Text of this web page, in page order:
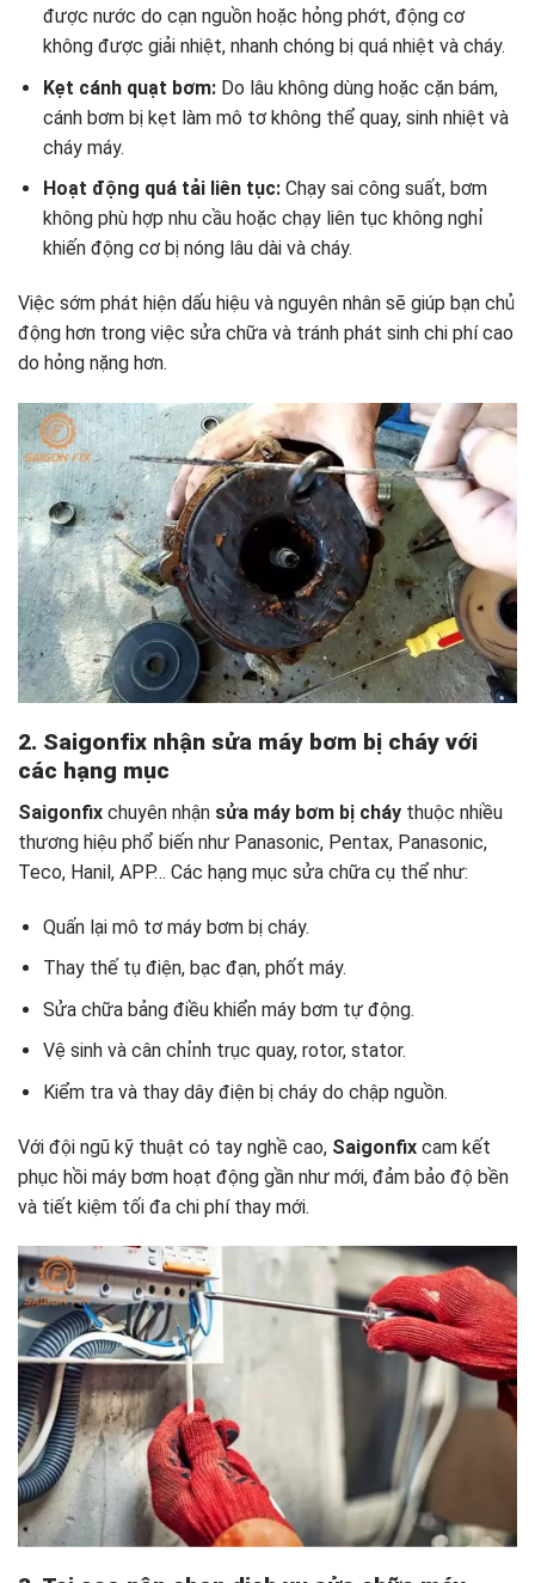
được nước do cạn nguồn hoặc hỏng phớt, động cơ
không được giải nhiệt, nhanh chóng bị quá nhiệt và cháy.
Kẹt cánh quạt bơm: Do lâu không dùng hoặc cặn bám,
cánh bơm bị kẹt làm mô tơ không thể quay, sinh nhiệt và
cháy máy.
Hoạt động quá tải liên tục: Chạy sai công suất, bơm
không phù hợp nhu cầu hoặc chạy liên tục không nghỉ
khiến động cơ bị nóng lâu dài và cháy.
Việc sớm phát hiện dấu hiệu và nguyên nhân sẽ giúp bạn chủ
động hơn trong việc sửa chữa và tránh phát sinh chi phí cao
do hỏng nặng hơn.
2. Saigonfix nhận sửa máy bơm bị cháy với
các hạng mục
Saigonfix chuyên nhận sửa máy bơm bị cháy thuộc nhiều
thương hiệu phổ biến như Panasonic, Pentax, Panasonic,
Teco, Hanil, APP… Các hạng mục sửa chữa cụ thể như:
Quấn lại mô tơ máy bơm bị cháy.
Thay thế tụ điện, bạc đạn, phốt máy.
Sửa chữa bảng điều khiển máy bơm tự động.
Vệ sinh và cân chỉnh trục quay, rotor, stator.
Kiểm tra và thay dây điện bị cháy do chập nguồn.
Với đội ngũ kỹ thuật có tay nghề cao, Saigonfix cam kết
phục hồi máy bơm hoạt động gần như mới, đảm bảo độ bền
và tiết kiệm tối đa chi phí thay mới.